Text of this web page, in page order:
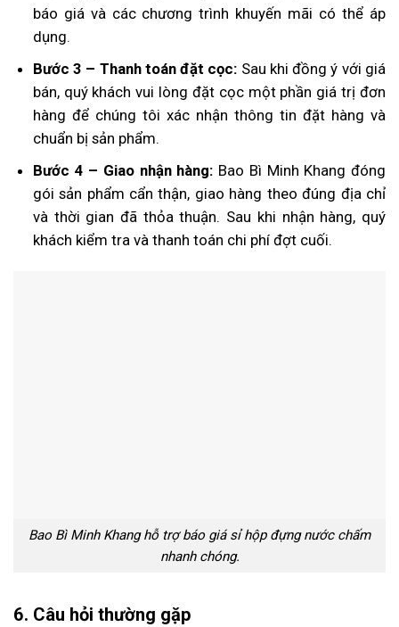
báo giá và các chương trình khuyến mãi có thể áp
dụng.
Bước 3 – Thanh toán đặt cọc: Sau khi đồng ý với giá
bán, quý khách vui lòng đặt cọc một phần giá trị đơn
hàng để chúng tôi xác nhận thông tin đặt hàng và
chuẩn bị sản phẩm.
Bước 4 – Giao nhận hàng: Bao Bì Minh Khang đóng
gói sản phẩm cẩn thận, giao hàng theo đúng địa chỉ
và thời gian đã thỏa thuận. Sau khi nhận hàng, quý
khách kiểm tra và thanh toán chi phí đợt cuối.
Bao Bì Minh Khang hỗ trợ báo giá sỉ hộp đựng nước chấm
nhanh chóng.
6. Câu hỏi thường gặp